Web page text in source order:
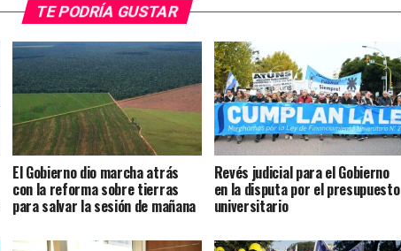
TE PODRÍA GUSTAR
El Gobierno dio marcha atrás
con la reforma sobre tierras
para salvar la sesión de mañana
Revés judicial para el Gobierno
en la disputa por el presupuesto
universitario